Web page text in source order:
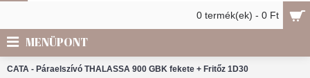
0 termék(ek) - 0 Ft
MENÜPONT
CATA - Páraelszívó THALASSA 900 GBK fekete + Fritőz 1D30